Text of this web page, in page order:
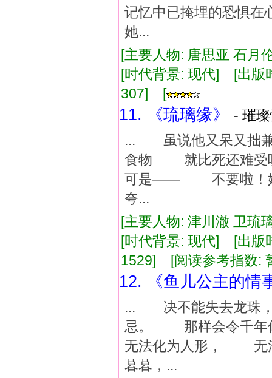
记忆中已掩埋的恐惧在
她...
[主要人物: 唐思亚 石
[时代背景: 现代] [出
307] [
11. 《琉璃缘》
- 璀
... 虽说他又呆又拙
食物 就比死还难
可是—— 不要啦！她
夸...
[主要人物: 津川澈 卫
[时代背景: 现代] [出
1529] [阅读参考指数:
12. 《鱼儿公主的情
... 决不能失去龙珠
忌。 那样会令千年
无法化为人形， 无
暮暮，...